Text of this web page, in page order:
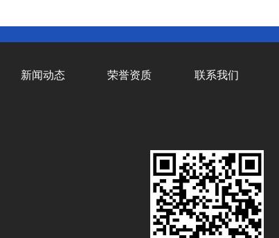
新闻动态 荣誉资质 联系我们